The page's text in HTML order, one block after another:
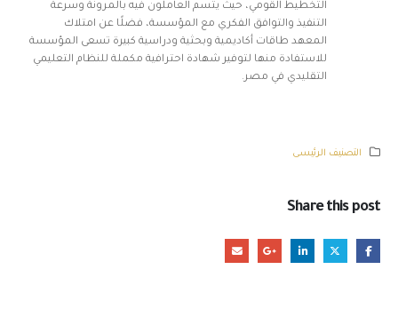
التخطيط القومي، حيث يتسم العاملون فيه بالمرونة وسرعة
التنفيذ والتوافق الفكري مع المؤسسة، فضلًا عن امتلاك
المعهد طاقات أكاديمية وبحثية ودراسية كبيرة تسعى المؤسسة
للاستفادة منها لتوفير شهادة احترافية مكملة للنظام التعليمي
التقليدي في مصر.
التصنيف الرئيسى
Share this post